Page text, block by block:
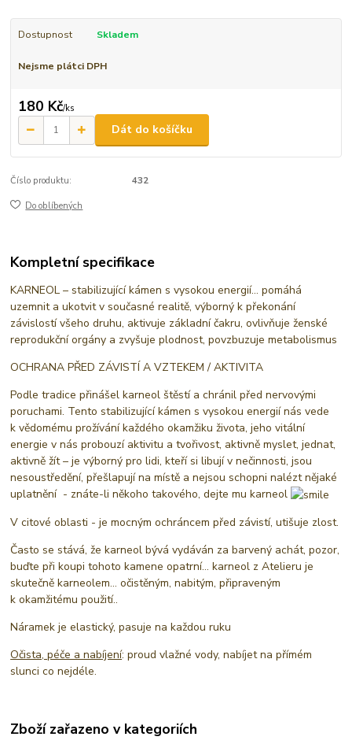
Dostupnost Skladem
Nejsme plátci DPH
180 Kč/ks
Dát do košíčku
Číslo produktu: 432
Do oblíbených
Kompletní specifikace
KARNEOL – stabilizující kámen s vysokou energií… pomáhá
uzemnit a ukotvit v současné realitě, výborný k překonání
závislostí všeho druhu, aktivuje základní čakru, ovlivňuje ženské
reprodukční orgány a zvyšuje plodnost, povzbuzuje metabolismus
OCHRANA PŘED ZÁVISTÍ A VZTEKEM / AKTIVITA
Podle tradice přinášel karneol štěstí a chránil před nervovými
poruchami. Tento stabilizující kámen s vysokou energií nás vede
k vědomému prožívání každého okamžiku života, jeho vitální
energie v nás probouzí aktivitu a tvořivost, aktivně myslet, jednat,
aktivně žít – je výborný pro lidi, kteří si libují v nečinnosti, jsou
nesoustředění, přešlapují na místě a nejsou schopni nalézt nějaké
uplatnění - znáte-li někoho takového, dejte mu karneol
V citové oblasti - je mocným ochráncem před závistí, utišuje zlost.
Často se stává, že karneol bývá vydáván za barvený achát, pozor,
buďte při koupi tohoto kamene opatrní… karneol z Atelieru je
skutečně karneolem… očistěným, nabitým, připraveným
k okamžitému použití..
Náramek je elastický, pasuje na každou ruku
Očista, péče a nabíjení: proud vlažné vody, nabíjet na přímém
slunci co nejdéle.
Zboží zařazeno v kategoriích